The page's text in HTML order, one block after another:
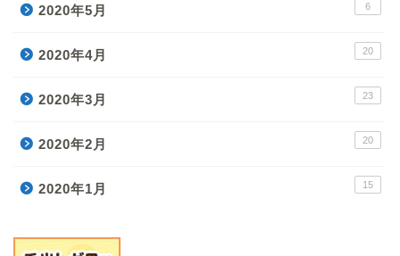
2020年5月 6
2020年4月 20
2020年3月 23
2020年2月 20
2020年1月 15